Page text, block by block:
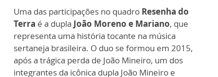
Uma das participações no quadro Resenha do
Terra é a dupla João Moreno e Mariano, que
representa uma história tocante na música
sertaneja brasileira. O duo se formou em 2015,
após a trágica perda de João Mineiro, um dos
integrantes da icônica dupla João Mineiro e